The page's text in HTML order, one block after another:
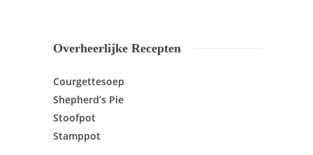
Overheerlijke Recepten
Courgettesoep
Shepherd’s Pie
Stoofpot
Stamppot